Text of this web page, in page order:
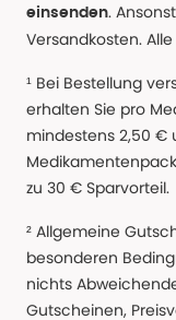
einsenden.
Versandkosten. Alle
¹ Bei Bestellung
erhalten Sie pro
mindestens 2,50 €
zu 30 € Sparvorteil.
² Allgemeine
besonderen
nichts
Gutscheinen,